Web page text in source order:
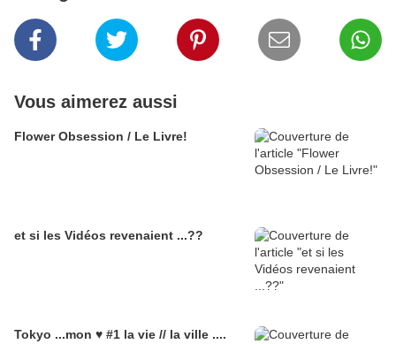
Vous aimerez aussi
Flower Obsession / Le Livre!
et si les Vidéos revenaient ...??
Tokyo ...mon ♥ #1 la vie // la ville ....